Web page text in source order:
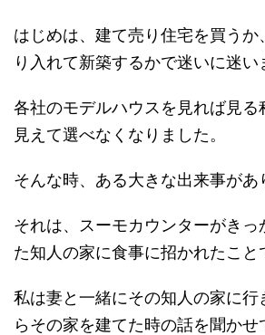
はじめは、建て売り住宅を買うか
り入れて新築するかで迷いに迷い
各社のモデルハウスを見れば見る
見えて選べなくなりました。
そんな時、ある大きな出来事があ
それは、スーモカウンターがきっ
た知人の家に食事に招かれたこと
私は妻と一緒にその知人の家に行
らその家を建てた時の話を聞かせ